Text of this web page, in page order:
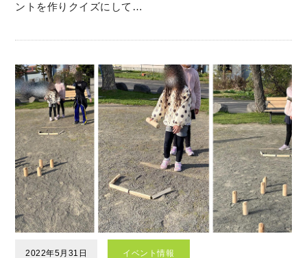
ントを作りクイズにして…
2022年5月31日 イベント情報